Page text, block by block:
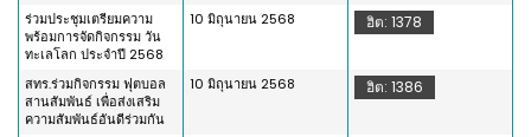
ร่วมประชุมเตรียมความ
พร้อมการจัดกิจกรรม วัน
ทะเลโลก ประจำปี 2568
10 มิถุนายน 2568 ฮิต: 1378
สทร.ร่วมกิจกรรม ฟุตบอล
สานสัมพันธ์ เพื่อส่งเสริม
ความสัมพันธ์อันดีร่วมกัน
10 มิถุนายน 2568 ฮิต: 1386